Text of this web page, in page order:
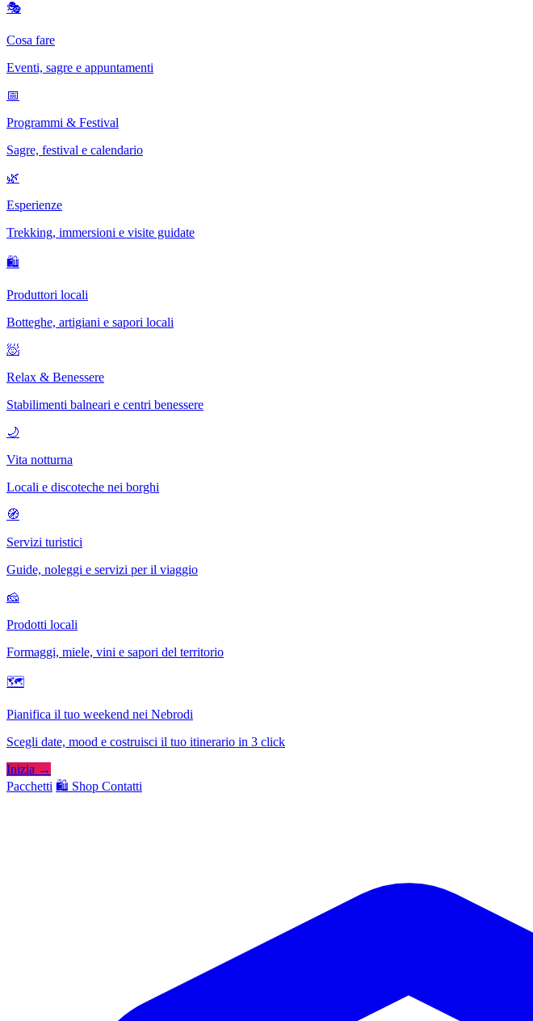
🎭
Cosa fare
Eventi, sagre e appuntamenti
📅
Programmi & Festival
Sagre, festival e calendario
🌿
Esperienze
Trekking, immersioni e visite guidate
🛍
Produttori locali
Botteghe, artigiani e sapori locali
🧖
Relax & Benessere
Stabilimenti balneari e centri benessere
🌙
Vita notturna
Locali e discoteche nei borghi
🧭
Servizi turistici
Guide, noleggi e servizi per il viaggio
🧀
Prodotti locali
Formaggi, miele, vini e sapori del territorio
🗺
Pianifica il tuo weekend nei Nebrodi
Scegli date, mood e costruisci il tuo itinerario in 3 click
Inizia →
Pacchetti 🛍️ Shop Contatti